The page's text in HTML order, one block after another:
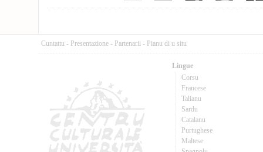
Cuntattu - Presentazione - Partenarii - Pianu di u situ
Lingue
Corsu
Francese
Talianu
Sardu
Catalanu
Purtughese
Maltese